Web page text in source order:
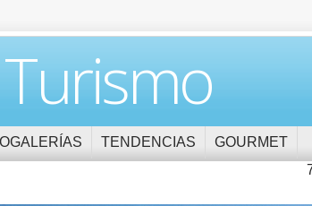
Turismo
TENDENCIAS
GOURMET